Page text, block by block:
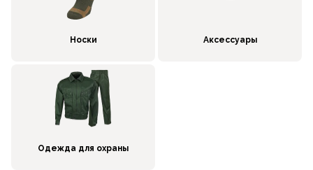
Носки Аксессуары
Одежда для охраны